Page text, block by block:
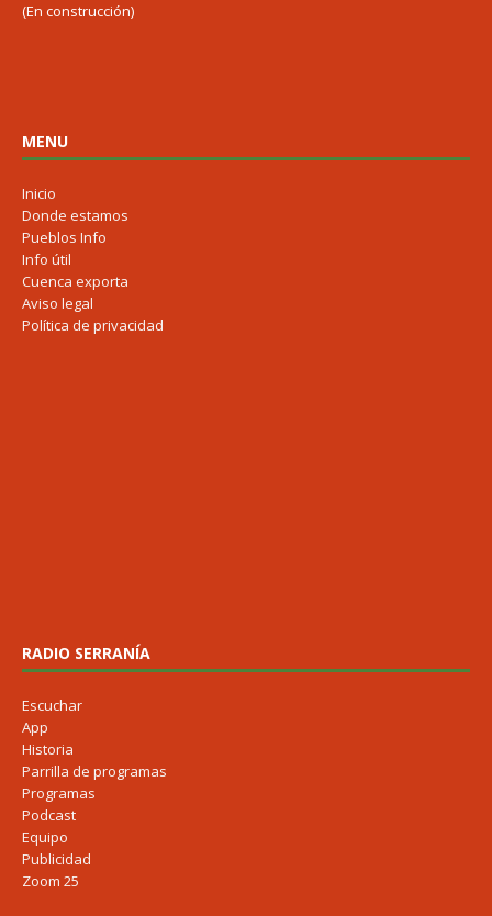
(En construcción)
MENU
Inicio
Donde estamos
Pueblos Info
Info útil
Cuenca exporta
Aviso legal
Política de privacidad
RADIO SERRANÍA
Escuchar
App
Historia
Parrilla de programas
Programas
Podcast
Equipo
Publicidad
Zoom 25